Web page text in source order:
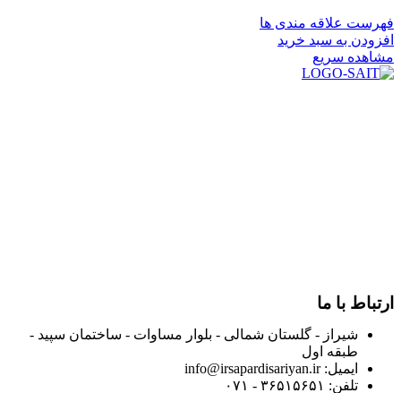
فهرست علاقه مندی ها
افزودن به سبد خرید
مشاهده سریع
ارتباط با ما
شیراز - گلستان شمالی - بلوار مساوات - ساختمان سپید -
طبقه اول
ایمیل: info@irsapardisariyan.ir
تلفن: ۳۶۵۱۵۶۵۱ - ۰۷۱